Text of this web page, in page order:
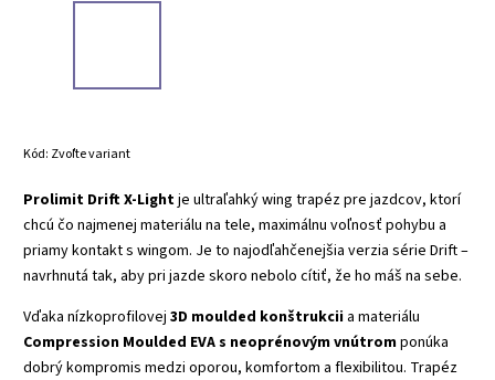
Kód: Zvoľte variant
Prolimit Drift X-Lightje ultraľahký wing trapéz pre jazdcov, ktorí
chcú čo najmenej materiálu na tele, maximálnu voľnosť pohybu a
priamy kontakt s wingom. Je to najodľahčenejšia verzia série Drift –
navrhnutá tak, aby pri jazde skoro nebolo cítiť, že ho máš na sebe.
Vďaka nízkoprofilovej 3D moulded konštrukcii a materiálu
Compression Moulded EVA s neoprénovým vnútromponúka
dobrý kompromis medzi oporou, komfortom a flexibilitou. Trapéz